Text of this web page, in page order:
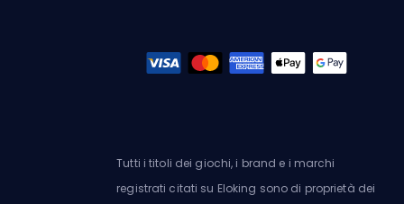
Tutti i titoli dei giochi, i brand e i marchi
registrati citati su Eloking sono di proprietà dei